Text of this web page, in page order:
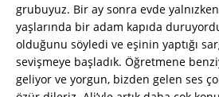
grubuyuz. Bir ay sonra evde yalnızken
yaşlarında bir adam kapıda
olduğunu söyledi ve eşinin yaptığı
sevişmeye başladık. Öğretmene
geliyor ve yorgun, bizden gelen ses